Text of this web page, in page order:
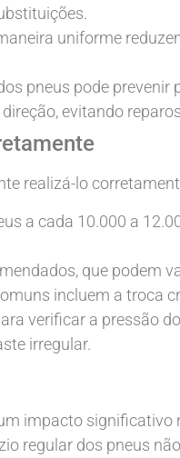
uniforme
pneus pode
evitando
realizá-lo
a cada 10.000 a
que podem
incluem a troca
verificar a pressão
irregular.
impacto significativo
regular dos pneus